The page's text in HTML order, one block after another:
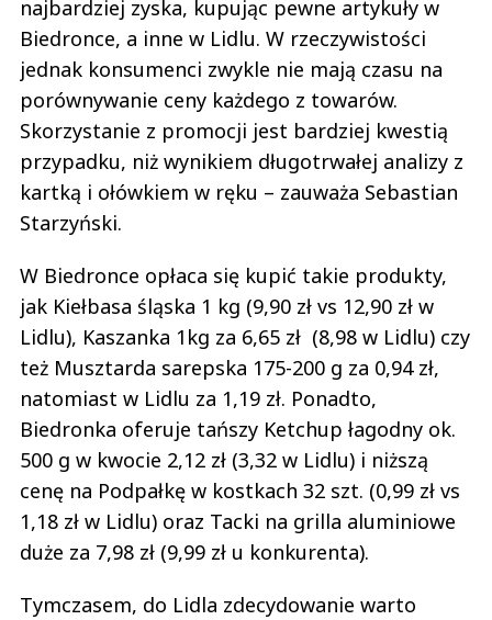
najbardziej zyska, kupując pewne artykuły w
Biedronce, a inne w Lidlu. W rzeczywistości
jednak konsumenci zwykle nie mają czasu na
porównywanie ceny każdego z towarów.
Skorzystanie z promocji jest bardziej kwestią
przypadku, niż wynikiem długotrwałej analizy z
kartką i ołówkiem w ręku – zauważa Sebastian
Starzyński.
W Biedronce opłaca się kupić takie produkty,
jak Kiełbasa śląska 1 kg (9,90 zł vs 12,90 zł w
Lidlu), Kaszanka 1kg za 6,65 zł (8,98 w Lidlu) czy
też Musztarda sarepska 175-200 g za 0,94 zł,
natomiast w Lidlu za 1,19 zł. Ponadto,
Biedronka oferuje tańszy Ketchup łagodny ok.
500 g w kwocie 2,12 zł (3,32 w Lidlu) i niższą
cenę na Podpałkę w kostkach 32 szt. (0,99 zł vs
1,18 zł w Lidlu) oraz Tacki na grilla aluminiowe
duże za 7,98 zł (9,99 zł u konkurenta).
Tymczasem, do Lidla zdecydowanie warto